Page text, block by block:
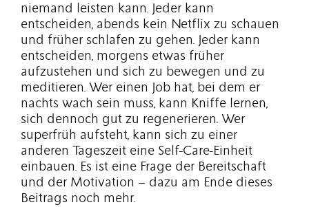
niemand leisten kann. Jeder kann
entscheiden, abends kein Netflix zu schauen
und früher schlafen zu gehen. Jeder kann
entscheiden, morgens etwas früher
aufzustehen und sich zu bewegen und zu
meditieren. Wer einen Job hat, bei dem er
nachts wach sein muss, kann Kniffe lernen,
sich dennoch gut zu regenerieren. Wer
superfrüh aufsteht, kann sich zu einer
anderen Tageszeit eine Self-Care-Einheit
einbauen. Es ist eine Frage der Bereitschaft
und der Motivation – dazu am Ende dieses
Beitrags noch mehr.